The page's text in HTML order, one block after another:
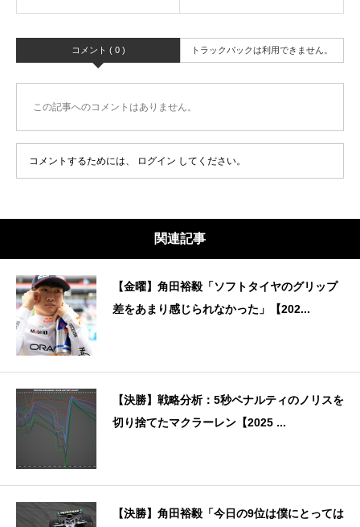
コメント ( 0 ) トラックバックは利用できません。
この記事へのコメントはありません。
コメントするためには、 ログイン してください。
関連記事
【金曜】角田裕毅「ソフトタイヤのグリップ
差をあまり感じられなかった」【202...
【決勝】戦略分析：5秒ペナルティのノリスを
切り捨てたマクラーレン【2025 ...
【決勝】角田裕毅「今日の9位は僕にとっては